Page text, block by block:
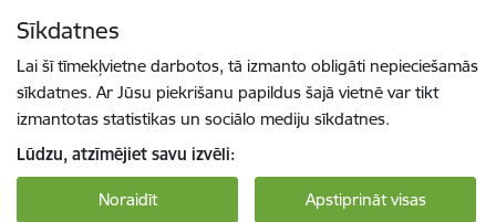
Sīkdatnes
Lai šī tīmekļvietne darbotos, tā izmanto obligāti nepieciešamās
sīkdatnes. Ar Jūsu piekrišanu papildus šajā vietnē var tikt
izmantotas statistikas un sociālo mediju sīkdatnes.
Lūdzu, atzīmējiet savu izvēli:
Noraidīt Apstiprināt visas